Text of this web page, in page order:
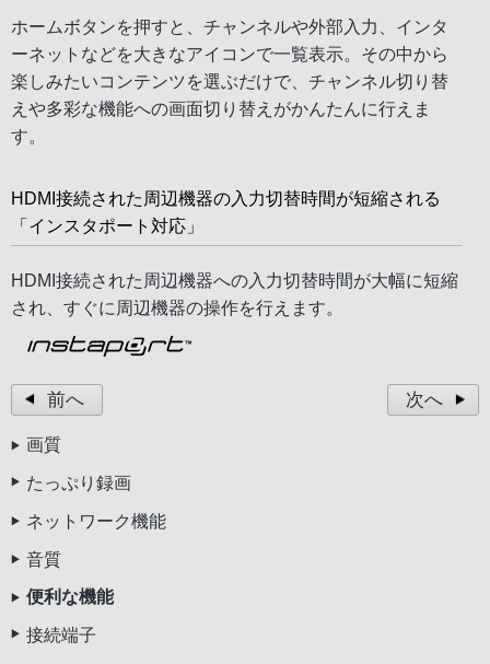
ホームボタンを押すと、チャンネルや外部入力、インタ
ーネットなどを大きなアイコンで一覧表示。その中から
楽しみたいコンテンツを選ぶだけで、チャンネル切り替
えや多彩な機能への画面切り替えがかんたんに行えま
す。
HDMI接続された周辺機器の入力切替時間が短縮される
「インスタポート対応」
HDMI接続された周辺機器への入力切替時間が大幅に短縮
され、すぐに周辺機器の操作を行えます。
前へ 次へ
画質
たっぷり録画
ネットワーク機能
音質
便利な機能
接続端子